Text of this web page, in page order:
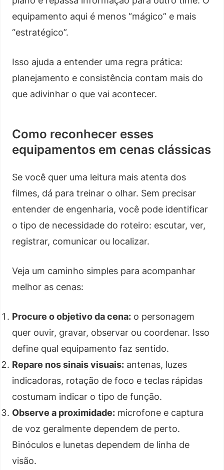
equipamento aqui é menos “mágico” e mais
“estratégico”.
Isso ajuda a entender uma regra prática:
planejamento e consistência contam mais do
que adivinhar o que vai acontecer.
Como reconhecer esses
equipamentos em cenas clássicas
Se você quer uma leitura mais atenta dos
filmes, dá para treinar o olhar. Sem precisar
entender de engenharia, você pode identificar
o tipo de necessidade do roteiro: escutar, ver,
registrar, comunicar ou localizar.
Veja um caminho simples para acompanhar
melhor as cenas:
Procure o objetivo da cena: o personagem
quer ouvir, gravar, observar ou coordenar. Isso
define qual equipamento faz sentido.
Repare nos sinais visuais: antenas, luzes
indicadoras, rotação de foco e teclas rápidas
costumam indicar o tipo de função.
Observe a proximidade: microfone e captura
de voz geralmente dependem de perto.
Binóculos e lunetas dependem de linha de
visão.